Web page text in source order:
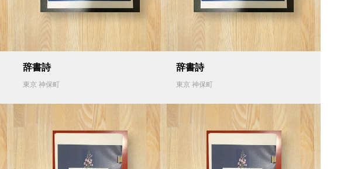
辞書詩
東京 神保町
辞書詩
東京 神保町